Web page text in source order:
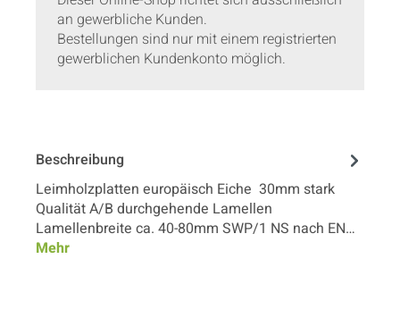
an gewerbliche Kunden.
Bestellungen sind nur mit einem registrierten
gewerblichen Kundenkonto möglich.
Beschreibung
Leimholzplatten europäisch Eiche 30mm stark
Qualität A/B durchgehende Lamellen
Lamellenbreite ca. 40-80mm SWP/1 NS nach EN…
Mehr